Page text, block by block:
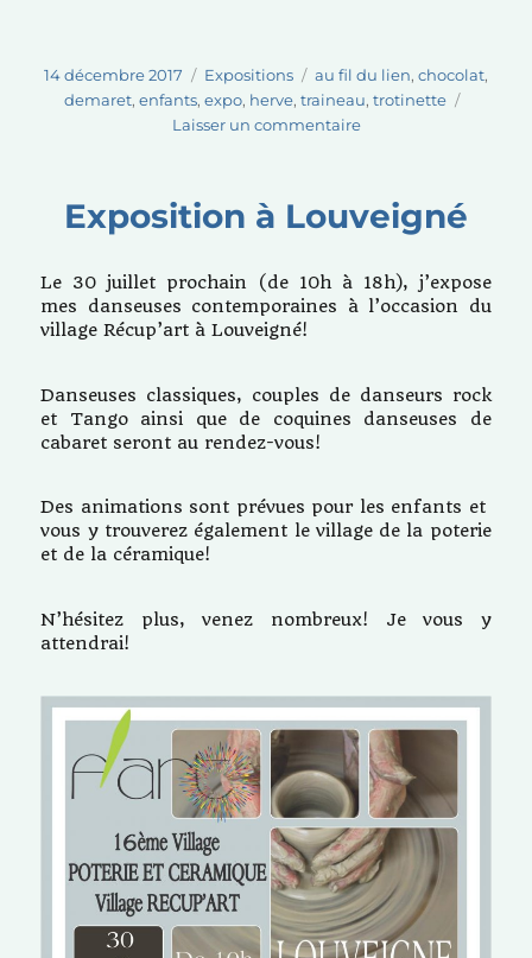
Publié
14 décembre 2017 Catégories
Expositions Étiquettes
au fil du lien, chocolat,
demaret, enfants, expo, herve, traineau, trotinette
Laisser un commentairesur
fil
lien »
Exposition à Louveigné
Le 30 juillet prochain (de 10h à 18h), j’expose
mes danseuses contemporaines à l’occasion du
village Récup’art à Louveigné!
Danseuses classiques, couples de danseurs rock
et Tango ainsi que de coquines danseuses de
cabaret seront au rendez-vous!
Des animations sont prévues pour les enfants et
vous y trouverez également le village de la poterie
et de la céramique!
N’hésitez plus, venez nombreux! Je vous y
attendrai!